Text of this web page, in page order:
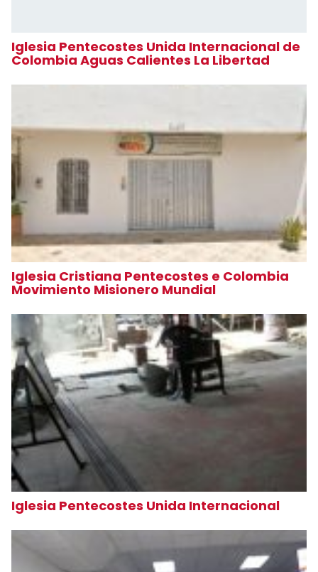
Iglesia Pentecostes Unida Internacional de
Colombia Aguas Calientes La Libertad
Iglesia Cristiana Pentecostes e Colombia
Movimiento Misionero Mundial
Iglesia Pentecostes Unida Internacional